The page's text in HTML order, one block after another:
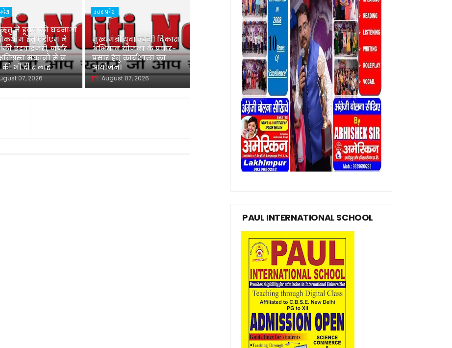
ऋतु में डूबने की घटनाओं
हेतु एडीएम ने
की एडवाइजरी, जर्जर
मकानों में न
भी दी सलाह
07, 2026
उत्तर प्रदेश
मुख्यमंत्री युवा उद्यमी विकास
अभियान योजना के प्रचार-
प्रसार हेतु कार्यशाला का
आयोजन।
August 07, 2026
PAUL INTERNATIONAL SCHOOL